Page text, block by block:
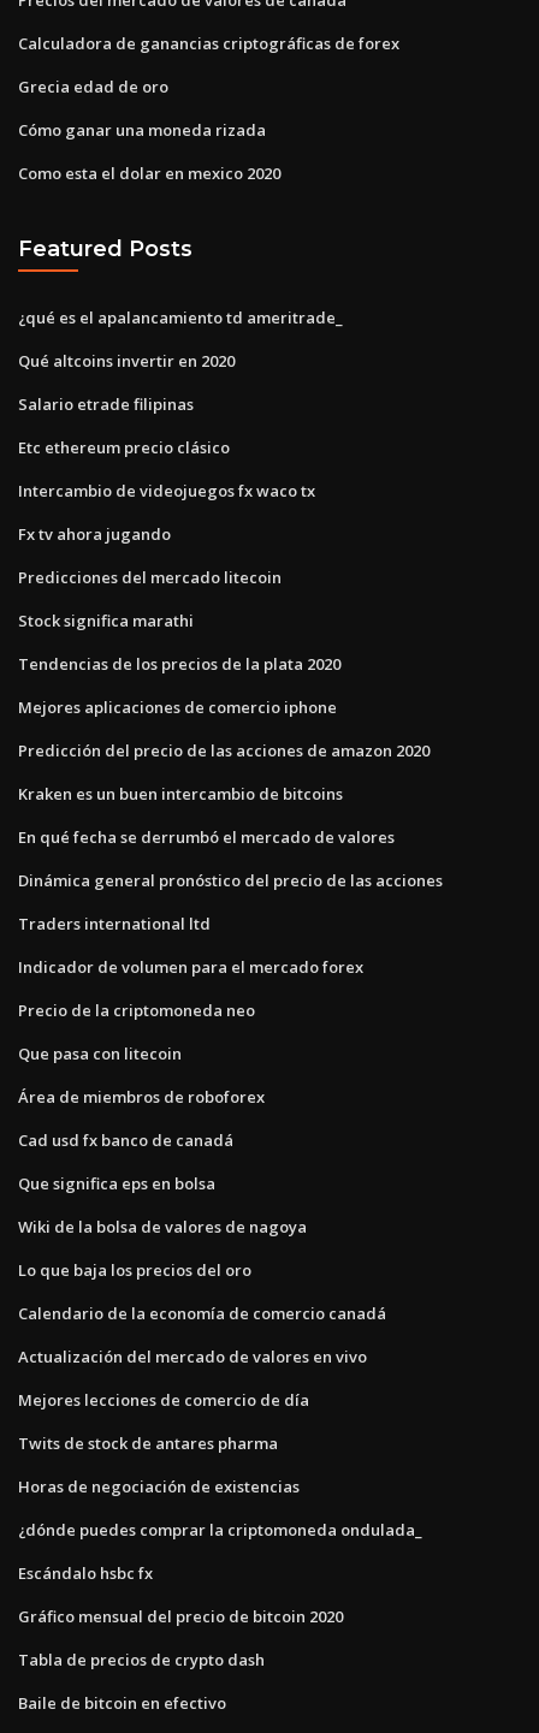
Calculadora de ganancias criptográficas de forex
Grecia edad de oro
Cómo ganar una moneda rizada
Como esta el dolar en mexico 2020
Featured Posts
¿qué es el apalancamiento td ameritrade_
Qué altcoins invertir en 2020
Salario etrade filipinas
Etc ethereum precio clásico
Intercambio de videojuegos fx waco tx
Fx tv ahora jugando
Predicciones del mercado litecoin
Stock significa marathi
Tendencias de los precios de la plata 2020
Mejores aplicaciones de comercio iphone
Predicción del precio de las acciones de amazon 2020
Kraken es un buen intercambio de bitcoins
En qué fecha se derrumbó el mercado de valores
Dinámica general pronóstico del precio de las acciones
Traders international ltd
Indicador de volumen para el mercado forex
Precio de la criptomoneda neo
Que pasa con litecoin
Área de miembros de roboforex
Cad usd fx banco de canadá
Que significa eps en bolsa
Wiki de la bolsa de valores de nagoya
Lo que baja los precios del oro
Calendario de la economía de comercio canadá
Actualización del mercado de valores en vivo
Mejores lecciones de comercio de día
Twits de stock de antares pharma
Horas de negociación de existencias
¿dónde puedes comprar la criptomoneda ondulada_
Escándalo hsbc fx
Gráfico mensual del precio de bitcoin 2020
Tabla de precios de crypto dash
Baile de bitcoin en efectivo